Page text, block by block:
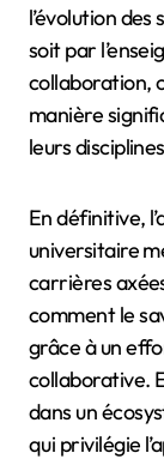
l’évolution
soit par
collaboration,
manière
leurs
En définitive,
universitaire
carrières
comment le
grâce à un
collaborative.
dans un
qui privilégie